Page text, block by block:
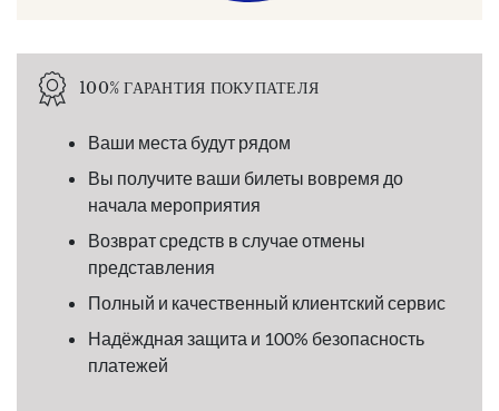
100% ГАРАНТИЯ ПОКУПАТЕЛЯ
Ваши места будут рядом
Вы получите ваши билеты вовремя до
начала мероприятия
Возврат средств в случае отмены
представления
Полный и качественный клиентский сервис
Надёждная защита и 100% безопасность
платежей